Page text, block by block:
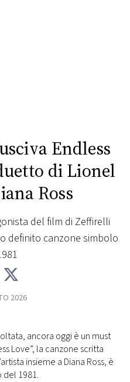
Endless
di Lionel
Ross
del film di Zeffirelli
definito canzone simbolo
2026
ancora oggi è un must
Love”, la canzone scritta
insieme a Diana Ross, è
del 1981.